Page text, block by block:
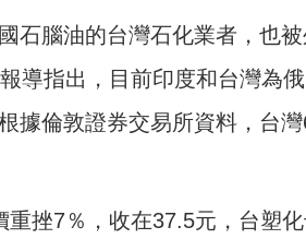
石腦油的台灣石化業者，也
導指出，目前印度和台灣為
據倫敦證券交易所資料，台
重挫7％，收在37.5元，台塑